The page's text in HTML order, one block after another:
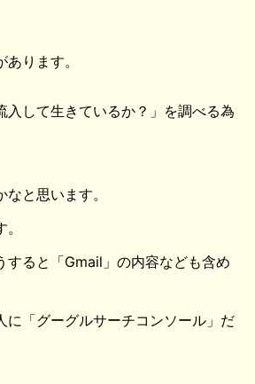
ります。
して生きているか？」を調べる為
と思います。
すると「Gmail」の内容なども含め
に「グーグルサーチコンソール」だ